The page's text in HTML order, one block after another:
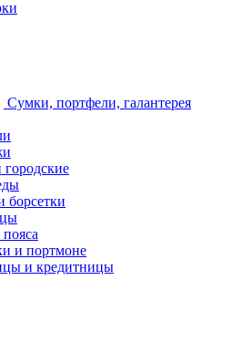
Сумки, портфели, галантерея
борсетки
и портмоне
и кредитницы